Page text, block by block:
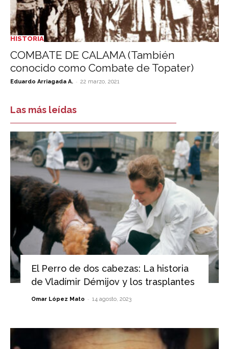
HISTORIA
COMBATE DE CALAMA (También
conocido como Combate de Topater)
Eduardo Arriagada A. - 22 marzo, 2021
Las más leídas
El Perro de dos cabezas: La historia
de Vladímir Démijov y los trasplantes
Omar López Mato - 14 agosto, 2023